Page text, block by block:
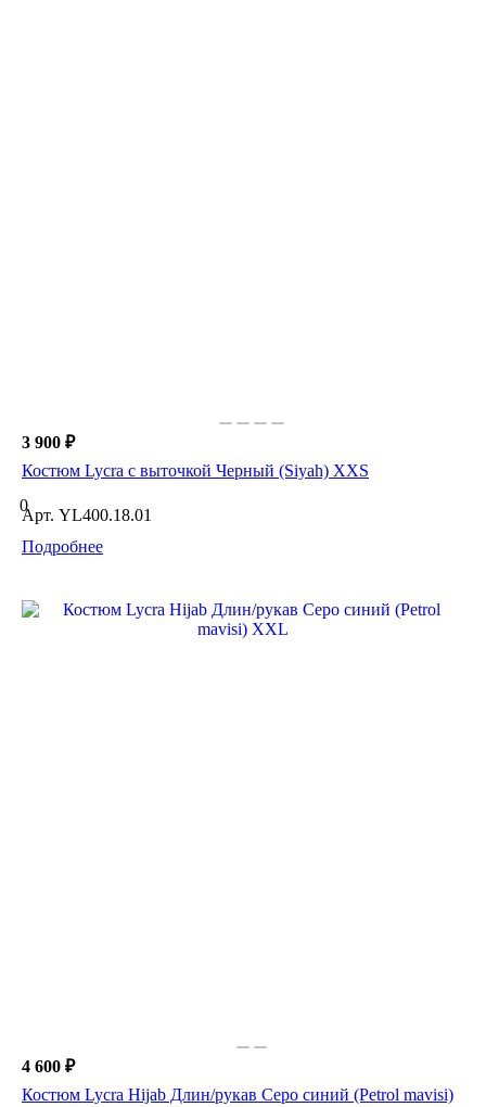
3 900 ₽
Костюм Lycra с выточкой Черный (Siyah) XXS
0
Арт. YL400.18.01
Подробнее
4 600 ₽
Костюм Lycra Hijab Длин/рукав Серо синий (Petrol mavisi)